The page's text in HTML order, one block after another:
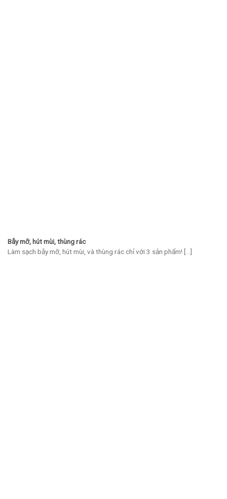
Bẫy mỡ, hút mùi, thùng rác
Làm sạch bẫy mỡ, hút mùi, và thùng rác chỉ với 3 sản phẩm! [...]